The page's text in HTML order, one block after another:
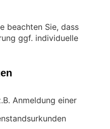
beachten Sie, dass
ggf. individuelle
Anmeldung einer